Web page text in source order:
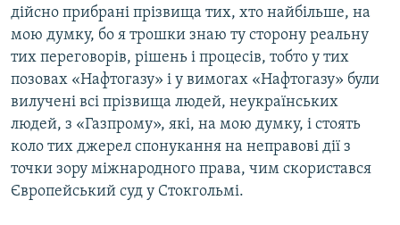
дійсно прибрані прізвища тих, хто найбільше, на
мою думку, бо я трошки знаю ту сторону реальну
тих переговорів, рішень і процесів, тобто у тих
позовах «Нафтогазу» і у вимогах «Нафтогазу» були
вилучені всі прізвища людей, неукраїнських
людей, з «Газпрому», які, на мою думку, і стоять
коло тих джерел спонукання на неправові дії з
точки зору міжнародного права, чим скористався
Європейський суд у Стокгольмі.